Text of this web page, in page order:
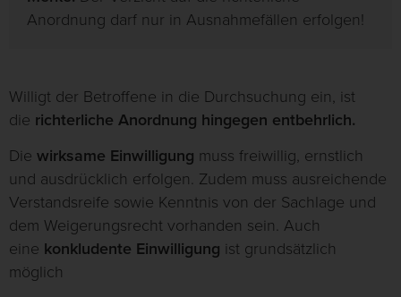
Anordnung darf nur in Ausnahmefällen erfolgen!
Willigt der Betroffene in die Durchsuchung ein, ist
die richterliche Anordnung hingegen entbehrlich.
Die wirksame Einwilligung muss freiwillig, ernstlich
und ausdrücklich erfolgen. Zudem muss ausreichende
Verstandsreife sowie Kenntnis von der Sachlage und
dem Weigerungsrecht vorhanden sein. Auch
eine konkludente Einwilligung ist grundsätzlich
möglich